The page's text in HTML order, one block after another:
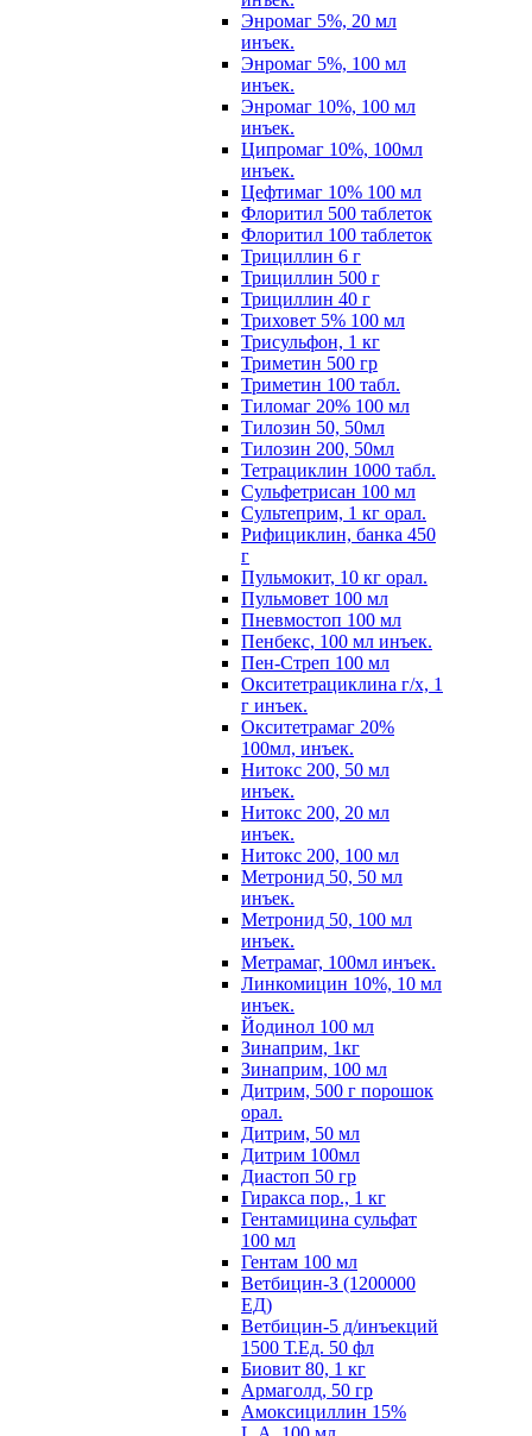
Энромаг 5%, 20 мл
инъек.
Энромаг 5%, 100 мл
инъек.
Энромаг 10%, 100 мл
инъек.
Ципромаг 10%, 100мл
инъек.
Цефтимаг 10% 100 мл
Флоритил 500 таблеток
Флоритил 100 таблеток
Трициллин 6 г
Трициллин 500 г
Трициллин 40 г
Триховет 5% 100 мл
Трисульфон, 1 кг
Триметин 500 гр
Триметин 100 табл.
Тиломаг 20% 100 мл
Тилозин 50, 50мл
Тилозин 200, 50мл
Тетрациклин 1000 табл.
Сульфетрисан 100 мл
Сультеприм, 1 кг орал.
Рифициклин, банка 450
г
Пульмокит, 10 кг орал.
Пульмовет 100 мл
Пневмостоп 100 мл
Пенбекс, 100 мл инъек.
Пен-Стреп 100 мл
Окситетрациклина г/х, 1
г инъек.
Окситетрамаг 20%
100мл, инъек.
Нитокс 200, 50 мл
инъек.
Нитокс 200, 20 мл
инъек.
Нитокс 200, 100 мл
Метронид 50, 50 мл
инъек.
Метронид 50, 100 мл
инъек.
Метрамаг, 100мл инъек.
Линкомицин 10%, 10 мл
инъек.
Йодинол 100 мл
Зинаприм, 1кг
Зинаприм, 100 мл
Дитрим, 500 г порошок
орал.
Дитрим, 50 мл
Дитрим 100мл
Диастоп 50 гр
Гиракса пор., 1 кг
Гентамицина сульфат
100 мл
Гентам 100 мл
Ветбицин-З (1200000
ЕД)
Ветбицин-5 д/инъекций
1500 Т.Ед. 50 фл
Биовит 80, 1 кг
Армаголд, 50 гр
Амоксициллин 15%